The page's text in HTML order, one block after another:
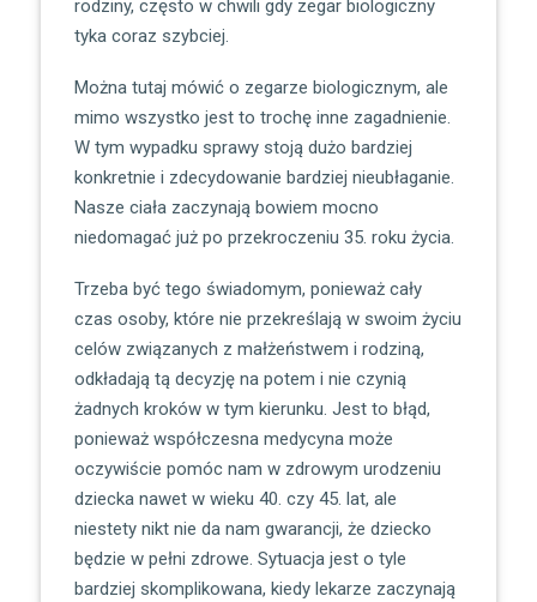
rodziny, często w chwili gdy zegar biologiczny
tyka coraz szybciej.
Można tutaj mówić o zegarze biologicznym, ale
mimo wszystko jest to trochę inne zagadnienie.
W tym wypadku sprawy stoją dużo bardziej
konkretnie i zdecydowanie bardziej nieubłaganie.
Nasze ciała zaczynają bowiem mocno
niedomagać już po przekroczeniu 35. roku życia.
Trzeba być tego świadomym, ponieważ cały
czas osoby, które nie przekreślają w swoim życiu
celów związanych z małżeństwem i rodziną,
odkładają tą decyzję na potem i nie czynią
żadnych kroków w tym kierunku. Jest to błąd,
ponieważ współczesna medycyna może
oczywiście pomóc nam w zdrowym urodzeniu
dziecka nawet w wieku 40. czy 45. lat, ale
niestety nikt nie da nam gwarancji, że dziecko
będzie w pełni zdrowe. Sytuacja jest o tyle
bardziej skomplikowana, kiedy lekarze zaczynają